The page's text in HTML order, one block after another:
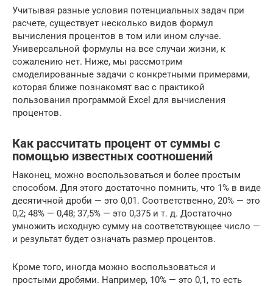
Учитывая разные условия потенциальных задач при
расчете, существует несколько видов формул
вычисления процентов в том или ином случае.
Универсальной формулы на все случаи жизни, к
сожалению нет. Ниже, мы рассмотрим
смоделированные задачи с конкретными примерами,
которая ближе познакомят вас с практикой
пользования программой Excel для вычисления
процентов.
Как рассчитать процент от суммы с
помощью известных соотношений
Наконец, можно воспользоваться и более простым
способом. Для этого достаточно помнить, что 1% в виде
десятичной дроби — это 0,01. Соответственно, 20% — это
0,2; 48% — 0,48; 37,5% — это 0,375 и т. д. Достаточно
умножить исходную сумму на соответствующее число —
и результат будет означать размер процентов.
Кроме того, иногда можно воспользоваться и
простыми дробями. Например, 10% — это 0,1, то есть